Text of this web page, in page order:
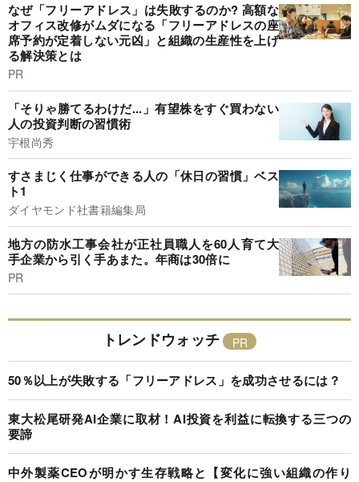
なぜ「フリーアドレス」は失敗するのか? 高額な
オフィス改修がムダになる「フリーアドレスの座
席予約が定着しない元凶」と組織の生産性を上げ
る解決策とは
PR
「そりゃ勝てるわけだ...」有望株をすぐ買わない
人の投資判断の習慣術
宇根尚秀
すさまじく仕事ができる人の「休日の習慣」ベス
ト1
ダイヤモンド社書籍編集局
地方の防水工事会社が正社員職人を60人育て大
手企業から引く手あまた。年商は30倍に
PR
トレンドウォッチ
50％以上が失敗する「フリーアドレス」を成功させるには？
東大松尾研発AI企業に取材！AI投資を利益に転換する三つの
要諦
中外製薬CEOが明かす生存戦略と【変化に強い組織の作り